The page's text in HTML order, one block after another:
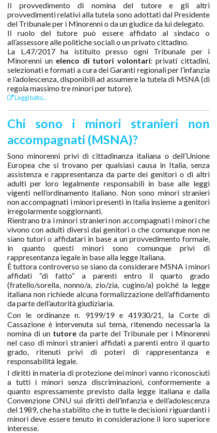
Il provvedimento di nomina del tutore e gli altri
provvedimenti relativi alla tutela sono adottati dal Presidente
del Tribunale per i Minorenni o da un giudice da lui delegato.
Il ruolo del tutore può essere affidato al sindaco o
all’assessore alle politiche sociali o un privato cittadino.
La L.47/2017 ha istituito presso ogni Tribunale per i
Minorenni un elenco di tutori volontari: privati cittadini,
selezionati e formati a cura dei Garanti regionali per l’infanzia
e l’adolescenza, disponibili ad assumere la tutela di MSNA (di
regola massimo tre minori per tutore).
Leggi tutto...
Chi sono i minori stranieri non
accompagnati (MSNA)?
Sono minorenni privi di cittadinanza italiana o dell’Unione
Europea che si trovano per qualsiasi causa in Italia, senza
assistenza e rappresentanza da parte dei genitori o di altri
adulti per loro legalmente responsabili in base alle leggi
vigenti nell’ordinamento italiano. Non sono minori stranieri
non accompagnati i minori presenti in Italia insieme a genitori
irregolarmente soggiornanti.
Rientrano tra i minori stranieri non accompagnati i minori che
vivono con adulti diversi dai genitori o che comunque non ne
siano tutori o affidatari in base a un provvedimento formale,
in quanto questi minori sono comunque privi di
rappresentanza legale in base alla legge italiana.
È tuttora controverso se siano da considerare MSNA i minori
affidati “di fatto” a parenti entro il quarto grado
(fratello/sorella, nonno/a, zio/zia, cugino/a) poiché la legge
italiana non richiede alcuna formalizzazione dell’affidamento
da parte dell’autorità giudiziaria.
Con le ordinanze n. 9199/19 e 41930/21, la Corte di
Cassazione è intervenuta sul tema, ritenendo necessaria la
nomina di un tutore da parte del Tribunale per i Minorenni
nel caso di minori stranieri affidati a parenti entro il quarto
grado, ritenuti privi di poteri di rappresentanza e
responsabilità legale.
I diritti in materia di protezione dei minori vanno riconosciuti
a tutti i minori senza discriminazioni, conformemente a
quanto espressamente previsto dalla legge italiana e dalla
Convenzione ONU sui diritti dell’infanzia e dell’adolescenza
del 1989, che ha stabilito che in tutte le decisioni riguardanti i
minori deve essere tenuto in considerazione il loro superiore
interesse.